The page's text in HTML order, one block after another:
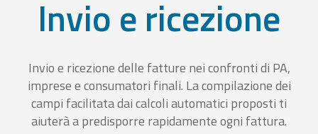
Invio e ricezione
Invio e ricezione delle fatture nei confronti di PA,
imprese e consumatori finali. La compilazione dei
campi facilitata dai calcoli automatici proposti ti
aiuterà a predisporre rapidamente ogni fattura.